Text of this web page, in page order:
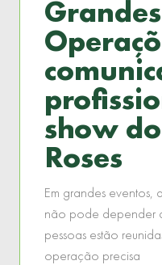
Grandes
show
Roses
Em grandes
não pode depender
pessoas estão
operação precisa